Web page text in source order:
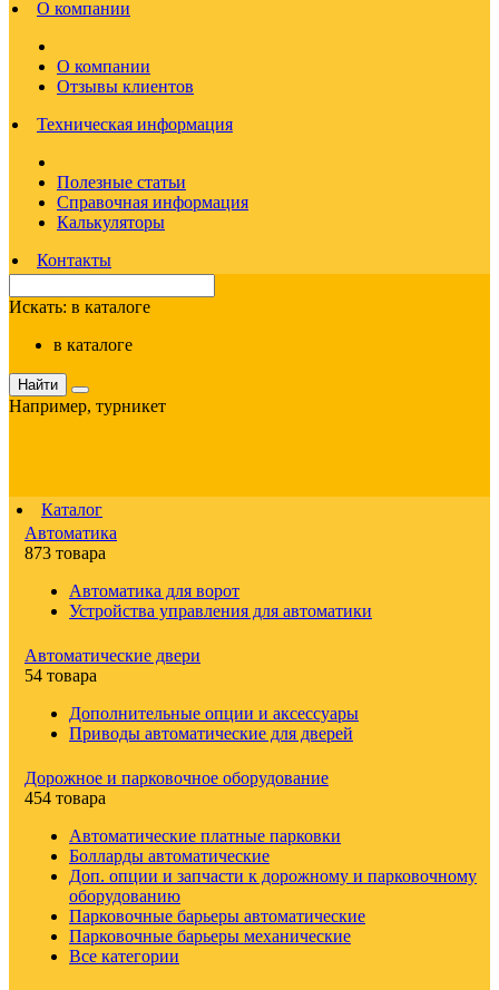
О компании
О компании
Отзывы клиентов
Техническая информация
Полезные статьи
Справочная информация
Калькуляторы
Контакты
Искать: в каталоге
в каталоге
Найти
Например, турникет
Каталог
Автоматика
873 товара
Автоматика для ворот
Устройства управления для автоматики
Автоматические двери
54 товара
Дополнительные опции и аксессуары
Приводы автоматические для дверей
Дорожное и парковочное оборудование
454 товара
Автоматические платные парковки
Болларды автоматические
Доп. опции и запчасти к дорожному и парковочному
оборудованию
Парковочные барьеры автоматические
Парковочные барьеры механические
Все категории